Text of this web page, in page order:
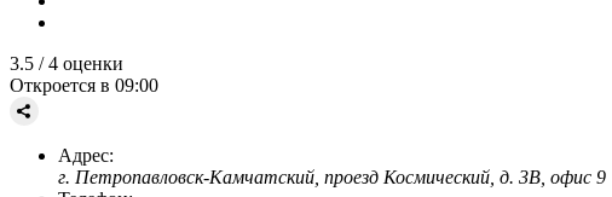
3.5 / 4 оценки
Откроется в 09:00
Адрес:
г. Петропавловск-Камчатский, проезд Космический, д. 3В, офис 9